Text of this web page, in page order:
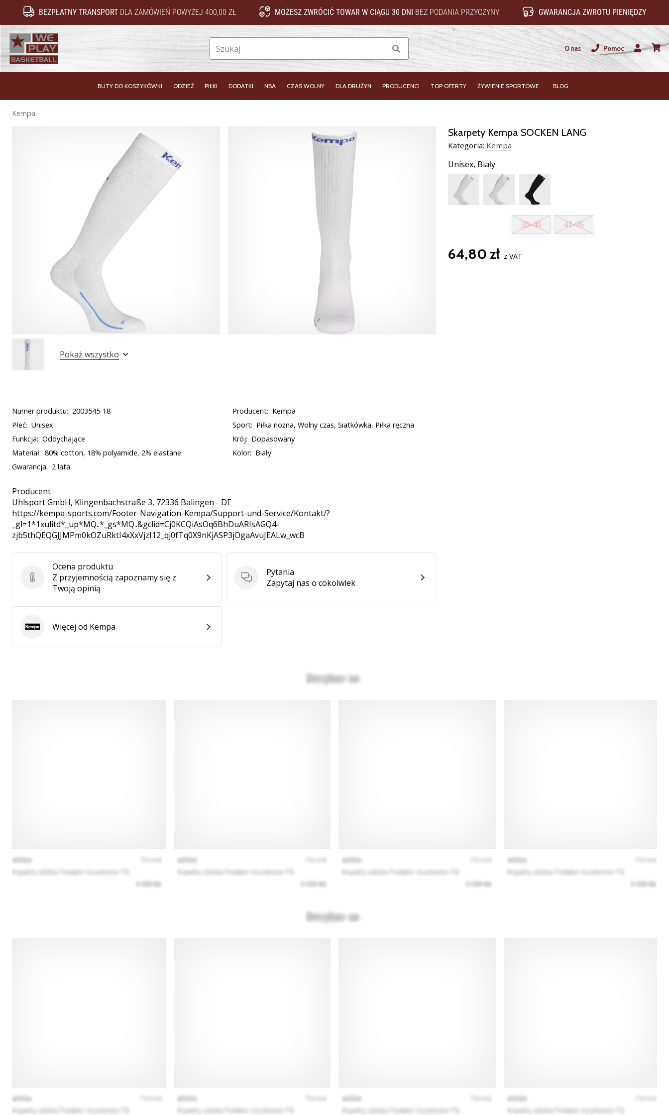
BEZPŁATNY TRANSPORT DLA ZAMÓWIEŃ POWYŻEJ 400,00 ZŁ MOŻESZ ZWRÓCIĆ TOWAR W CIĄGU 30 DNI BEZ PODANIA PRZYCZYNY GWARANCJA ZWROTU PIENIĘDZY
Szukaj O nas
Pomoc
Użytkownik
BUTY DO KOSZYKÓWKI ODZIEŻ PIŁKI DODATKI NBA CZAS WOLNY DLA DRUŻYN PRODUCENCI TOP OFERTY ŻYWIENIE SPORTOWE BLOG
Kempa
Skarpety Kempa SOCKEN LANG
Kategoria: Kempa
Unisex, Biały
36-40 41-45
64,80 zł z VAT
Pokaż wszystko
Numer produktu: 2003545-18 Producent: Kempa
Płeć: Unisex Sport: Piłka nożna, Wolny czas, Siatkówka, Piłka ręczna
Funkcja: Oddychające Krój: Dopasowany
Materiał: 80% cotton, 18% polyamide, 2% elastane Kolor: Biały
Gwarancja: 2 lata
Producent
Uhlsport GmbH, Klingenbachstraße 3, 72336 Balingen - DE
https://kempa-sports.com/Footer-Navigation-Kempa/Support-und-Service/Kontakt/?
_gl=1*1xulitd*_up*MQ..*_gs*MQ..&gclid=Cj0KCQiAsOq6BhDuARIsAGQ4-
zjb5thQEQGJJMPm0kOZuRktI4xXxVjzI12_qj0fTq0X9nKjASP3jOgaAvuJEALw_wcB
Ocena produktu
Ocena produktu
Z przyjemnością zapoznamy się z
Twoją opinią
Pytania
Pytania
Zapytaj nas o cokolwiek
KempaWięcej od Kempa